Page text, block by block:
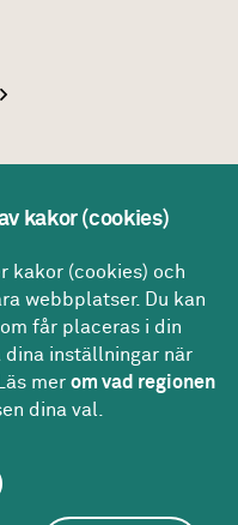
kakor (cookies)
kakor (cookies) och
webbplatser. Du kan
får placeras i din
dina inställningar när
merom vad regionen
dina val.